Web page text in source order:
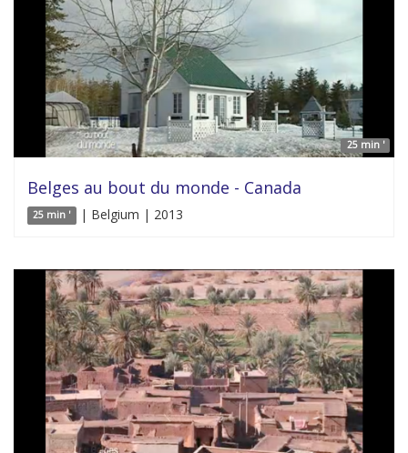
25 min '
Belges au bout du monde - Canada
25 min ' | Belgium | 2013